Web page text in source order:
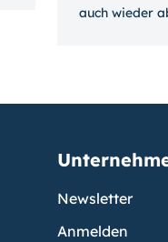
auch wieder
Newsletter
Anmelden